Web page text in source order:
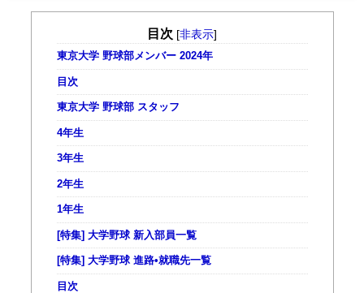
目次 [非表示]
東京大学 野球部メンバー 2024年
目次
東京大学 野球部 スタッフ
4年生
3年生
2年生
1年生
[特集] 大学野球 新入部員一覧
[特集] 大学野球 進路•就職先一覧
目次